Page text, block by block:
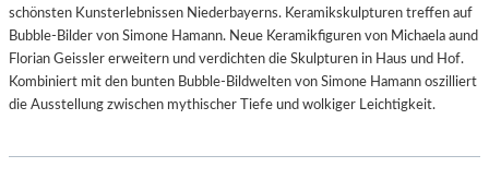
schönsten Kunsterlebnissen Niederbayerns. Keramikskulpturen treffen auf
Bubble-Bilder von Simone Hamann. Neue Keramikfiguren von Michaela aund
Florian Geissler erweitern und verdichten die Skulpturen in Haus und Hof.
Kombiniert mit den bunten Bubble-Bildwelten von Simone Hamann oszilliert
die Ausstellung zwischen mythischer Tiefe und wolkiger Leichtigkeit.